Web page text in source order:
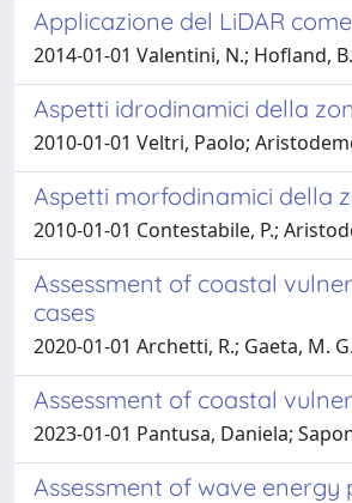
Applicazione del LiDAR
2014-01-01 Valentini, N.; Hofland,
Aspetti idrodinamici della
2010-01-01 Veltri, Paolo;
Aspetti morfodinamici della
2010-01-01 Contestabile, P.;
Assessment of coastal
cases
2020-01-01 Archetti, R.; Gaeta, M.
Assessment of coastal
2023-01-01 Pantusa, Daniela;
Assessment of wave